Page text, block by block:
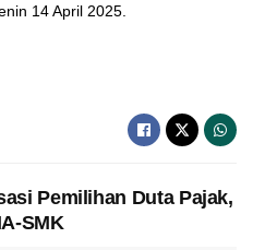
14 April 2025.
Pemilihan Duta Pajak,
SMK